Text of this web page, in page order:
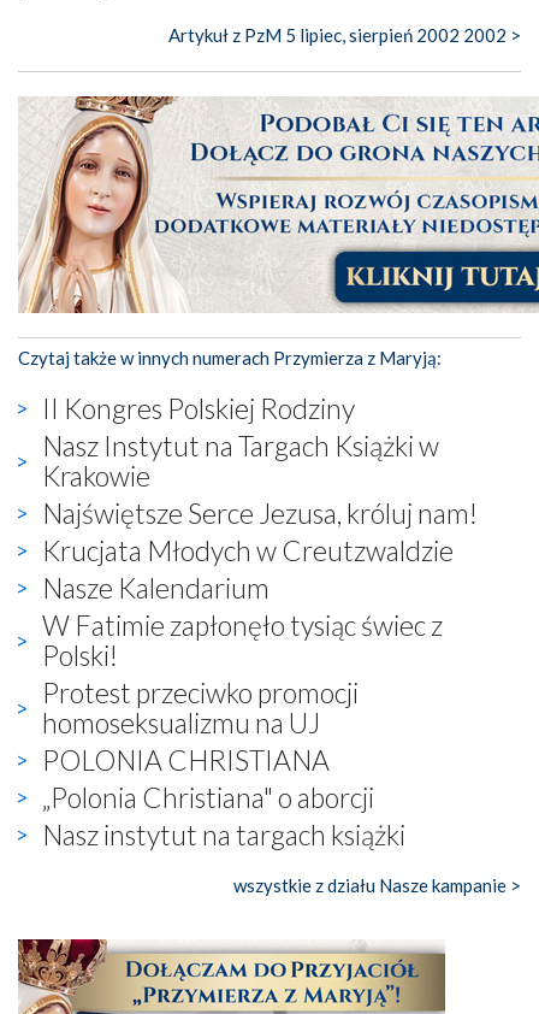
Artykuł z PzM 5 lipiec, sierpień 2002 2002 >
Czytaj także w innych numerach Przymierza z Maryją:
II Kongres Polskiej Rodziny
Nasz Instytut na Targach Książki w
Krakowie
Najświętsze Serce Jezusa, króluj nam!
Krucjata Młodych w Creutzwaldzie
Nasze Kalendarium
W Fatimie zapłonęło tysiąc świec z
Polski!
Protest przeciwko promocji
homoseksualizmu na UJ
POLONIA CHRISTIANA
„Polonia Christiana" o aborcji
Nasz instytut na targach książki
wszystkie z działu Nasze kampanie >